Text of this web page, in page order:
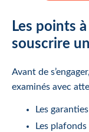
Les points
souscrire
Avant de
examinés avec
Les
Les